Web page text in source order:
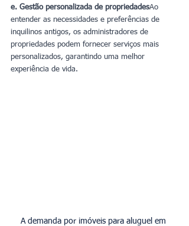
e. Gestão personalizada de propriedadesAo
entender as necessidades e preferências de
inquilinos antigos, os administradores de
propriedades podem fornecer serviços mais
personalizados, garantindo uma melhor
experiência de vida.
A demanda por imóveis para aluguel em